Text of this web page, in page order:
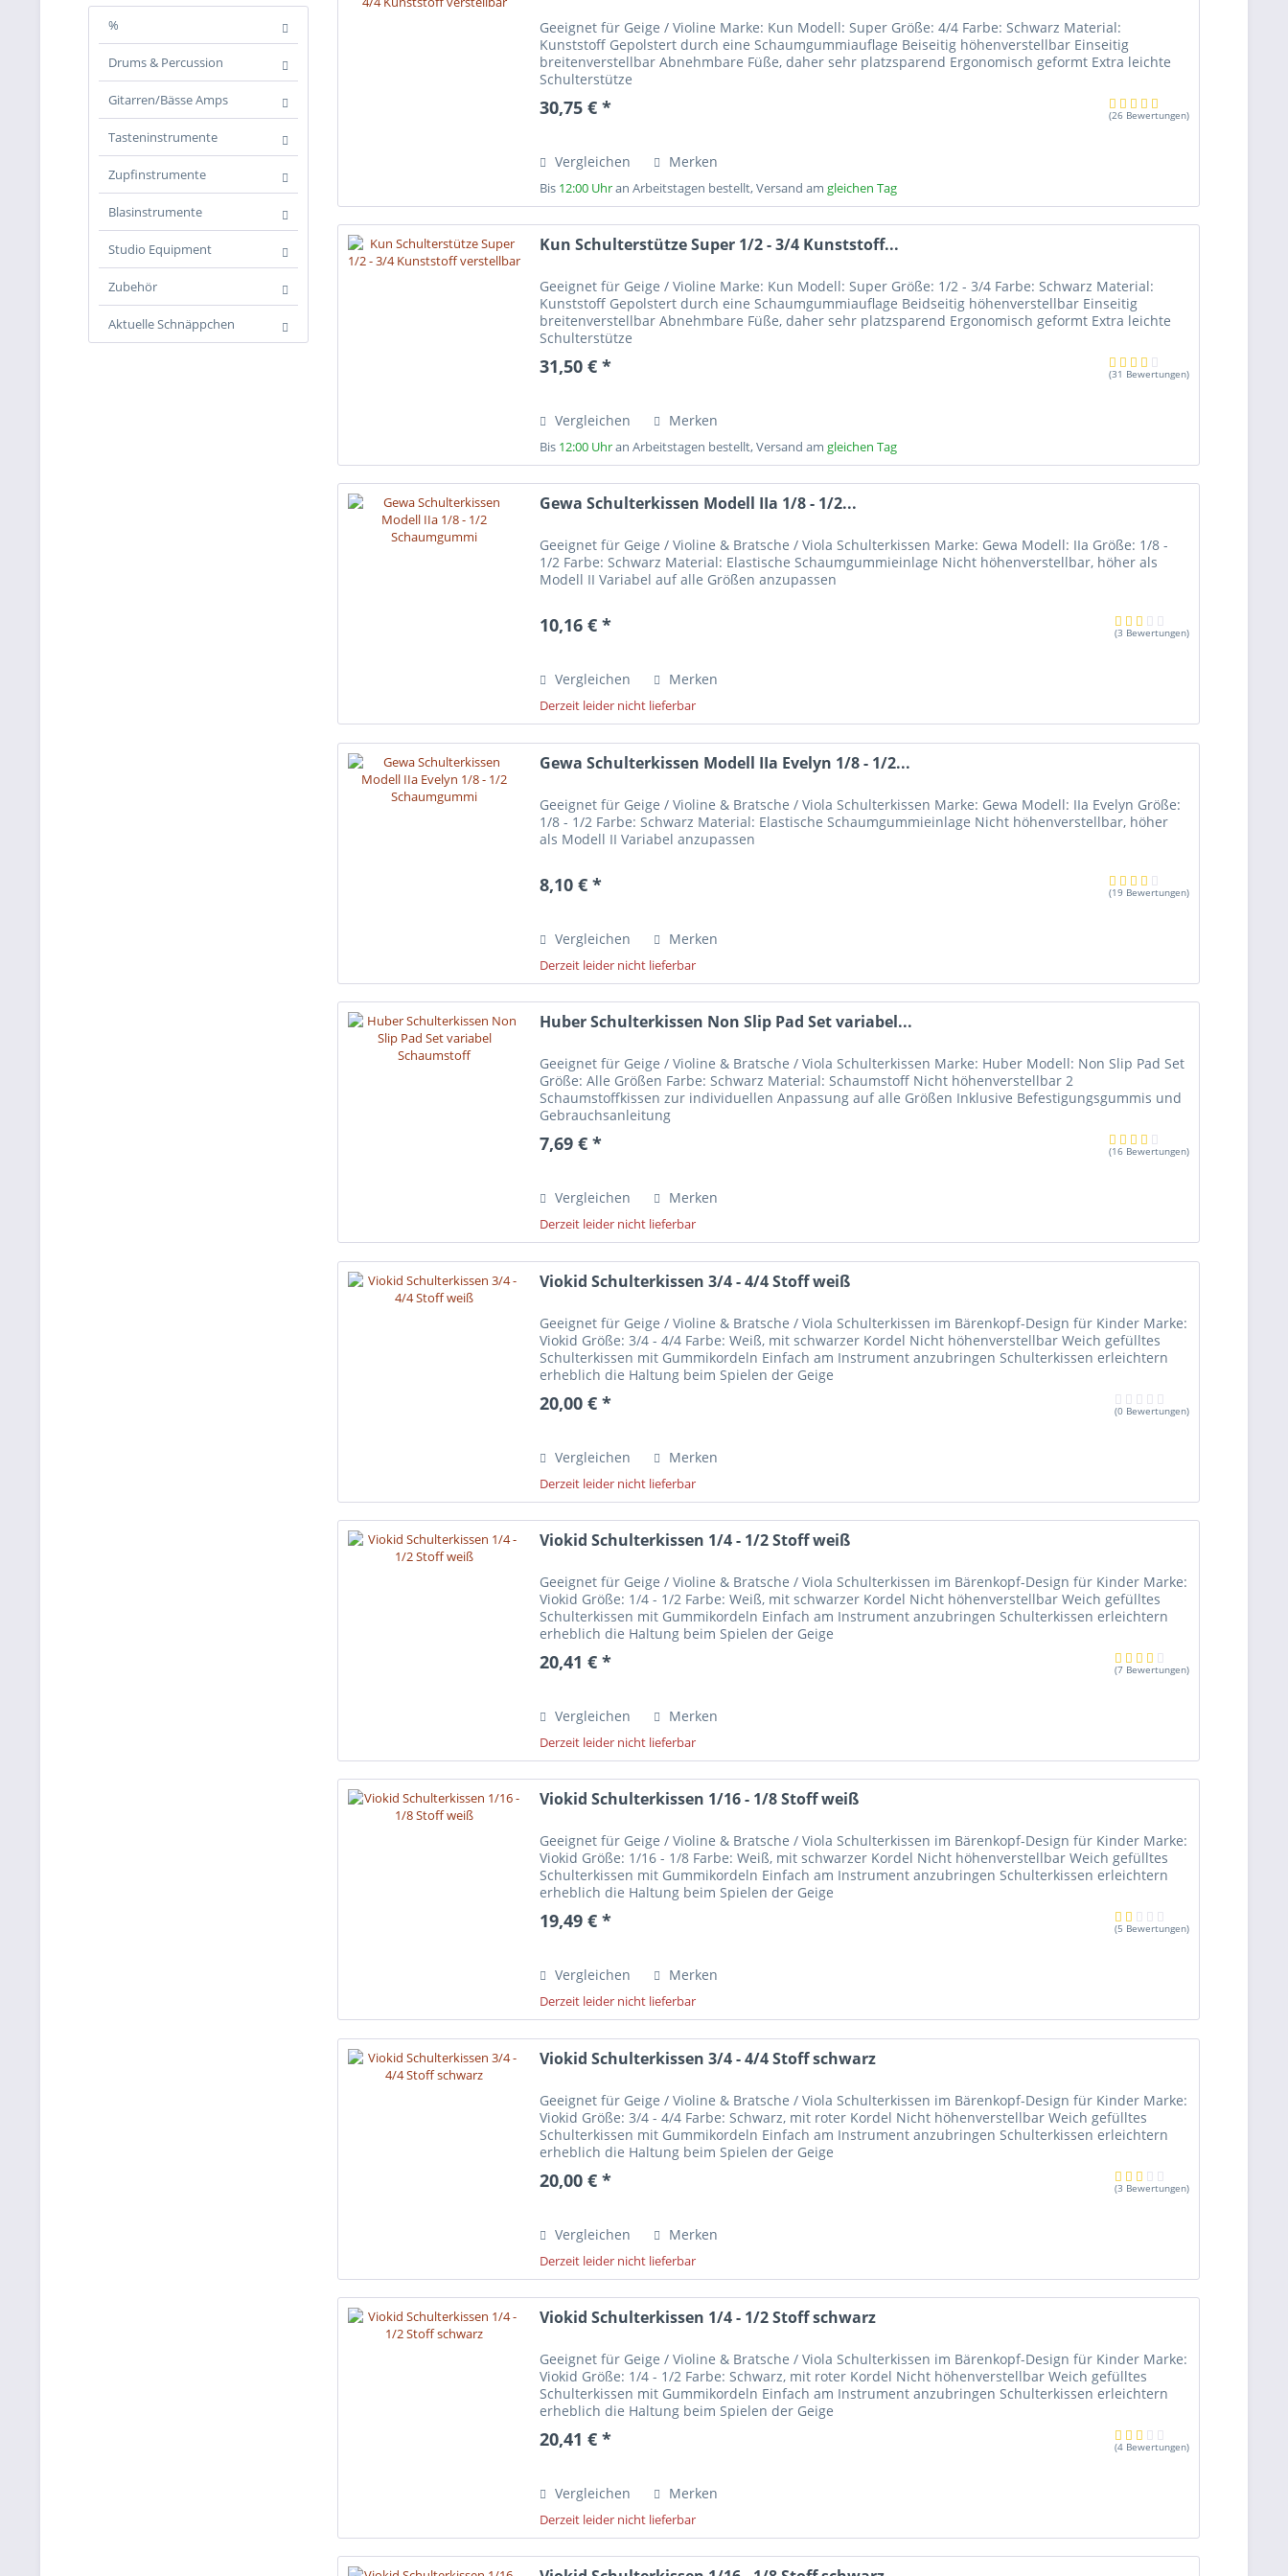
%
Drums & Percussion
Gitarren/Bässe Amps
Tasteninstrumente
Zupfinstrumente
Blasinstrumente
Studio Equipment
Zubehör
Aktuelle Schnäppchen
Kun Mini(4)
Kun Super(2)
Libero de luxe(3)
Super Flexibel(1)
Geeignet für Geige / Violine Marke: Kun Modell: Super Größe: 4/4 Farbe: Schwarz Material:
Kunststoff Gepolstert durch eine Schaumgummiauflage Beiseitig höhenverstellbar Einseitig
breitenverstellbar Abnehmbare Füße, daher sehr platzsparend Ergonomisch geformt Extra leichte
Schulterstütze
30,75 € * (26 Bewertungen)
Vergleichen Merken
Bis 12:00 Uhran Arbeitstagen bestellt, Versand amgleichen Tag
Kun Schulterstütze Super 1/2 - 3/4 Kunststoff...
Geeignet für Geige / Violine Marke: Kun Modell: Super Größe: 1/2 - 3/4 Farbe: Schwarz Material:
Kunststoff Gepolstert durch eine Schaumgummiauflage Beidseitig höhenverstellbar Einseitig
breitenverstellbar Abnehmbare Füße, daher sehr platzsparend Ergonomisch geformt Extra leichte
Schulterstütze
31,50 € * (31 Bewertungen)
Vergleichen Merken
Bis 12:00 Uhran Arbeitstagen bestellt, Versand amgleichen Tag
Gewa Schulterkissen Modell IIa 1/8 - 1/2...
Geeignet für Geige / Violine & Bratsche / Viola Schulterkissen Marke: Gewa Modell: IIa Größe: 1/8 -
1/2 Farbe: Schwarz Material: Elastische Schaumgummieinlage Nicht höhenverstellbar, höher als
Modell II Variabel auf alle Größen anzupassen
10,16 € * (3 Bewertungen)
Vergleichen Merken
Derzeit leider nicht lieferbar
Gewa Schulterkissen Modell IIa Evelyn 1/8 - 1/2...
Geeignet für Geige / Violine & Bratsche / Viola Schulterkissen Marke: Gewa Modell: IIa Evelyn Größe:
1/8 - 1/2 Farbe: Schwarz Material: Elastische Schaumgummieinlage Nicht höhenverstellbar, höher
als Modell II Variabel anzupassen
8,10 € * (19 Bewertungen)
Vergleichen Merken
Derzeit leider nicht lieferbar
Huber Schulterkissen Non Slip Pad Set variabel...
Geeignet für Geige / Violine & Bratsche / Viola Schulterkissen Marke: Huber Modell: Non Slip Pad Set
Größe: Alle Größen Farbe: Schwarz Material: Schaumstoff Nicht höhenverstellbar 2
Schaumstoffkissen zur individuellen Anpassung auf alle Größen Inklusive Befestigungsgummis und
Gebrauchsanleitung
7,69 € * (16 Bewertungen)
Vergleichen Merken
Derzeit leider nicht lieferbar
Viokid Schulterkissen 3/4 - 4/4 Stoff weiß
Geeignet für Geige / Violine & Bratsche / Viola Schulterkissen im Bärenkopf-Design für Kinder Marke:
Viokid Größe: 3/4 - 4/4 Farbe: Weiß, mit schwarzer Kordel Nicht höhenverstellbar Weich gefülltes
Schulterkissen mit Gummikordeln Einfach am Instrument anzubringen Schulterkissen erleichtern
erheblich die Haltung beim Spielen der Geige
20,00 € * (0 Bewertungen)
Vergleichen Merken
Derzeit leider nicht lieferbar
Viokid Schulterkissen 1/4 - 1/2 Stoff weiß
Geeignet für Geige / Violine & Bratsche / Viola Schulterkissen im Bärenkopf-Design für Kinder Marke:
Viokid Größe: 1/4 - 1/2 Farbe: Weiß, mit schwarzer Kordel Nicht höhenverstellbar Weich gefülltes
Schulterkissen mit Gummikordeln Einfach am Instrument anzubringen Schulterkissen erleichtern
erheblich die Haltung beim Spielen der Geige
20,41 € * (7 Bewertungen)
Vergleichen Merken
Derzeit leider nicht lieferbar
Viokid Schulterkissen 1/16 - 1/8 Stoff weiß
Geeignet für Geige / Violine & Bratsche / Viola Schulterkissen im Bärenkopf-Design für Kinder Marke:
Viokid Größe: 1/16 - 1/8 Farbe: Weiß, mit schwarzer Kordel Nicht höhenverstellbar Weich gefülltes
Schulterkissen mit Gummikordeln Einfach am Instrument anzubringen Schulterkissen erleichtern
erheblich die Haltung beim Spielen der Geige
19,49 € * (5 Bewertungen)
Vergleichen Merken
Derzeit leider nicht lieferbar
Viokid Schulterkissen 3/4 - 4/4 Stoff schwarz
Geeignet für Geige / Violine & Bratsche / Viola Schulterkissen im Bärenkopf-Design für Kinder Marke:
Viokid Größe: 3/4 - 4/4 Farbe: Schwarz, mit roter Kordel Nicht höhenverstellbar Weich gefülltes
Schulterkissen mit Gummikordeln Einfach am Instrument anzubringen Schulterkissen erleichtern
erheblich die Haltung beim Spielen der Geige
20,00 € * (3 Bewertungen)
Vergleichen Merken
Derzeit leider nicht lieferbar
Viokid Schulterkissen 1/4 - 1/2 Stoff schwarz
Geeignet für Geige / Violine & Bratsche / Viola Schulterkissen im Bärenkopf-Design für Kinder Marke:
Viokid Größe: 1/4 - 1/2 Farbe: Schwarz, mit roter Kordel Nicht höhenverstellbar Weich gefülltes
Schulterkissen mit Gummikordeln Einfach am Instrument anzubringen Schulterkissen erleichtern
erheblich die Haltung beim Spielen der Geige
20,41 € * (4 Bewertungen)
Vergleichen Merken
Derzeit leider nicht lieferbar